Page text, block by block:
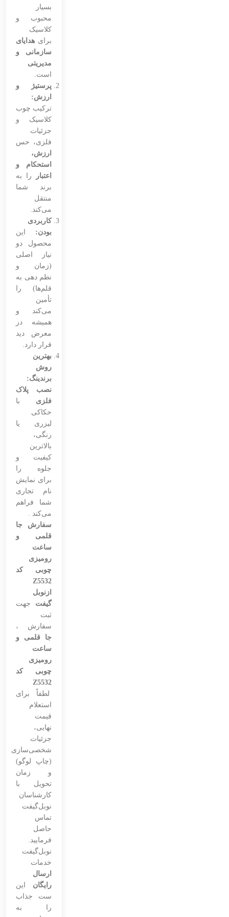
بسیار
محبوب و
کلاسیک
برای هدایای
سازمانی و
مدیریتی
است.
پرستیژ و
ارزش:
ترکیب چوب
کلاسیک و
جزئیات
فلزی، حس
ارزش،
استحکام و
اعتبار
را به
برند شما
منتقل
می‌کند.
کاربردی
بودن: این
محصول دو
نیاز اصلی
(زمان و
نظم دهی به
قلم‌ها) را
تأمین
می‌کند و
همیشه در
معرض دید
قرار دارد.
بهترین
روش
برندینگ:
نصب پلاک
فلزی با
حکاکی
لیزری یا
رنگی،
بالاترین
کیفیت و
جلوه را
برای نمایش
نام تجاری
شما فراهم
می‌کند .
سفارش جا
قلمی و
ساعت
رومیزی
چوبی کد
Z5532
ازنوبل
گیفت
جهت
ثبت
سفارش ،
جا قلمی و
ساعت
رومیزی
چوبی کد
Z5532
لطفاً برای
استعلام
قیمت
نهایی،
جزئیات
شخصی‌سازی
(چاپ لوگو)
و زمان
تحویل با
کارشناسان
نوبل‌گیفت
تماس
حاصل
فرمایید.
نوبل‌گیفت
خدمات
ارسال
رایگان این
ست جذاب
را به